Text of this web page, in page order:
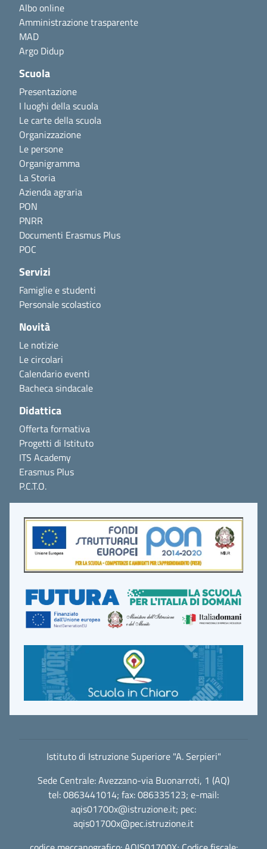
Albo online
Amministrazione trasparente
MAD
Argo Didup
Scuola
Presentazione
I luoghi della scuola
Le carte della scuola
Organizzazione
Le persone
Organigramma
La Storia
Azienda agraria
PON
PNRR
Documenti Erasmus Plus
POC
Servizi
Famiglie e studenti
Personale scolastico
Novità
Le notizie
Le circolari
Calendario eventi
Bacheca sindacale
Didattica
Offerta formativa
Progetti di Istituto
ITS Academy
Erasmus Plus
P.C.T.O.
Istituto di Istruzione Superiore "A. Serpieri"
Sede Centrale: Avezzano-via Buonarroti, 1 (AQ)
tel: 0863441014; fax: 086335123; e-mail:
aqis01700x@istruzione.it; pec:
aqis01700x@pec.istruzione.it